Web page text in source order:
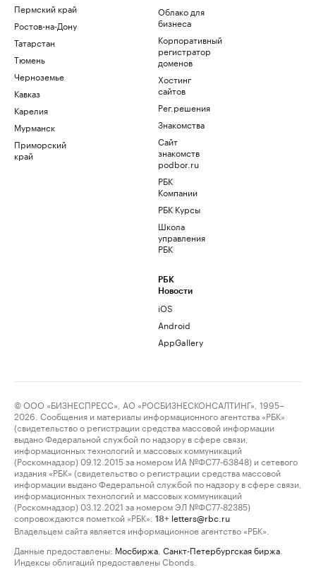
Пермский край
Ростов-на-Дону
Татарстан
Тюмень
Черноземье
Кавказ
Карелия
Мурманск
Приморский
край
Облако для
бизнеса
Корпоративный
регистратор
доменов
Хостинг
сайтов
Рег.решения
Знакомства
Сайт
знакомств
podbor.ru
РБК
Компании
РБК Курсы
Школа
управления
РБК
РБК
Новости
iOS
Android
AppGallery
© ООО «БИЗНЕСПРЕСС», АО «РОСБИЗНЕСКОНСАЛТИНГ», 1995–
2026. Сообщения и материалы информационного агентства «РБК»
(свидетельство о регистрации средства массовой информации
выдано Федеральной службой по надзору в сфере связи,
информационных технологий и массовых коммуникаций
(Роскомнадзор) 09.12.2015 за номером ИА №ФС77-63848) и сетевого
издания «РБК» (свидетельство о регистрации средства массовой
информации выдано Федеральной службой по надзору в сфере связи,
информационных технологий и массовых коммуникаций
(Роскомнадзор) 03.12.2021 за номером ЭЛ №ФС77-82385)
сопровождаются пометкой «РБК».
18+ letters@rbc.ru
Владельцем сайта является информационное агентство «РБК».
Данные предоставлены: Мосбиржа Санкт-Петербургская биржа
Индексы облигаций предоставлены Cbonds.